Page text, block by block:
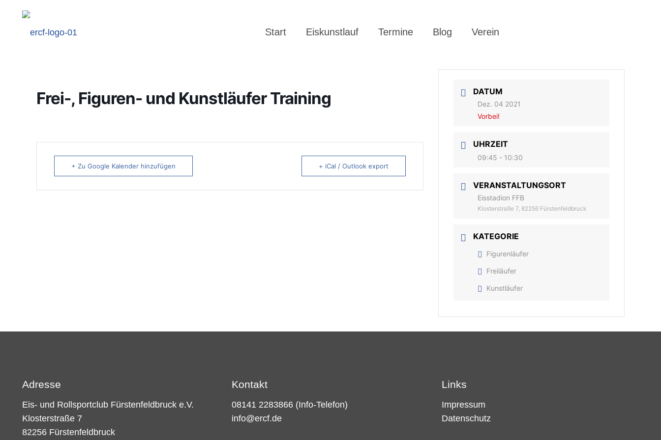
Start Eiskunstlauf Termine Blog Verein
Frei-, Figuren- und Kunstläufer Training
+ Zu Google Kalender hinzufügen + iCal / Outlook export
DATUM
Dez. 04 2021
Vorbei!
UHRZEIT
09:45 - 10:30
VERANSTALTUNGSORT
Eisstadion FFB
Klosterstraße 7, 82256 Fürstenfeldbruck
KATEGORIE
Figurenläufer
Freiläufer
Kunstläufer
Adresse
Eis- und Rollsportclub Fürstenfeldbruck e.V.
Klosterstraße 7
82256 Fürstenfeldbruck
Kontakt
08141 2283866 (Info-Telefon)
info@ercf.de
Links
Impressum
Datenschutz